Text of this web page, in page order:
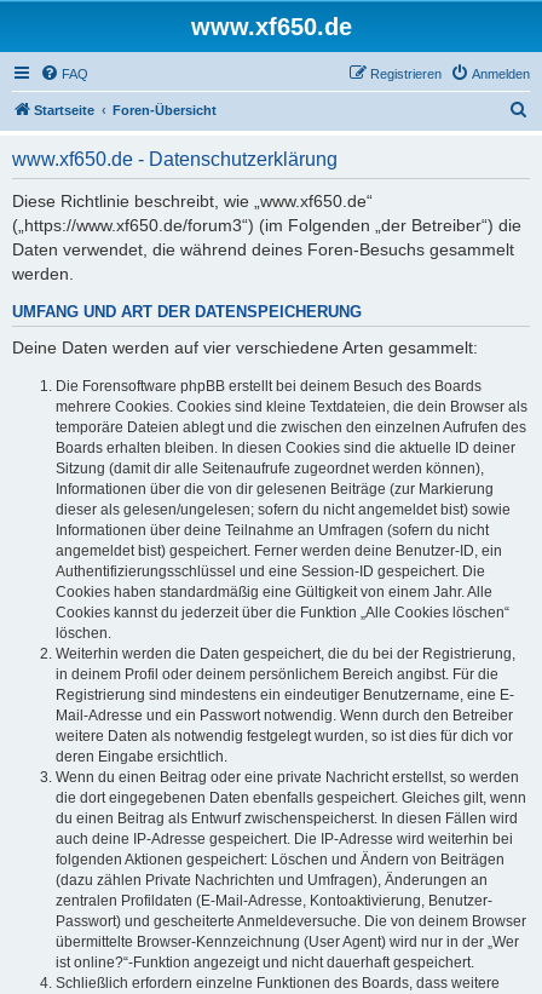
www.xf650.de
FAQ Anmelden
Registrieren
Startseite Foren-Übersicht
www.xf650.de - Datenschutzerklärung
Diese Richtlinie beschreibt, wie „www.xf650.de“
(„https://www.xf650.de/forum3“) (im Folgenden „der Betreiber“) die
Daten verwendet, die während deines Foren-Besuchs gesammelt
werden.
UMFANG UND ART DER DATENSPEICHERUNG
Deine Daten werden auf vier verschiedene Arten gesammelt:
Die Forensoftware phpBB erstellt bei deinem Besuch des Boards
mehrere Cookies. Cookies sind kleine Textdateien, die dein Browser als
temporäre Dateien ablegt und die zwischen den einzelnen Aufrufen des
Boards erhalten bleiben. In diesen Cookies sind die aktuelle ID deiner
Sitzung (damit dir alle Seitenaufrufe zugeordnet werden können),
Informationen über die von dir gelesenen Beiträge (zur Markierung
dieser als gelesen/ungelesen; sofern du nicht angemeldet bist) sowie
Informationen über deine Teilnahme an Umfragen (sofern du nicht
angemeldet bist) gespeichert. Ferner werden deine Benutzer-ID, ein
Authentifizierungsschlüssel und eine Session-ID gespeichert. Die
Cookies haben standardmäßig eine Gültigkeit von einem Jahr. Alle
Cookies kannst du jederzeit über die Funktion „Alle Cookies löschen“
löschen.
Weiterhin werden die Daten gespeichert, die du bei der Registrierung,
in deinem Profil oder deinem persönlichem Bereich angibst. Für die
Registrierung sind mindestens ein eindeutiger Benutzername, eine E-
Mail-Adresse und ein Passwort notwendig. Wenn durch den Betreiber
weitere Daten als notwendig festgelegt wurden, so ist dies für dich vor
deren Eingabe ersichtlich.
Wenn du einen Beitrag oder eine private Nachricht erstellst, so werden
die dort eingegebenen Daten ebenfalls gespeichert. Gleiches gilt, wenn
du einen Beitrag als Entwurf zwischenspeicherst. In diesen Fällen wird
auch deine IP-Adresse gespeichert. Die IP-Adresse wird weiterhin bei
folgenden Aktionen gespeichert: Löschen und Ändern von Beiträgen
(dazu zählen Private Nachrichten und Umfragen), Änderungen an
zentralen Profildaten (E-Mail-Adresse, Kontoaktivierung, Benutzer-
Passwort) und gescheiterte Anmeldeversuche. Die von deinem Browser
übermittelte Browser-Kennzeichnung (User Agent) wird nur in der „Wer
ist online?“-Funktion angezeigt und nicht dauerhaft gespeichert.
Schließlich erfordern einzelne Funktionen des Boards, dass weitere